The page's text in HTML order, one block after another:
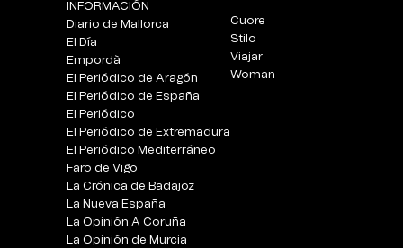
INFORMACIÓN
Diario de Mallorca
El Día
Empordà
El Periódico de Aragón
El Periódico de España
El Periódico
El Periódico de Extremadura
El Periódico Mediterráneo
Faro de Vigo
La Crónica de Badajoz
La Nueva España
La Opinión A Coruña
La Opinión de Murcia
Cuore
Stilo
Viajar
Woman